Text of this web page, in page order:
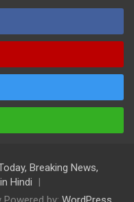
Breaking News,
Hindi